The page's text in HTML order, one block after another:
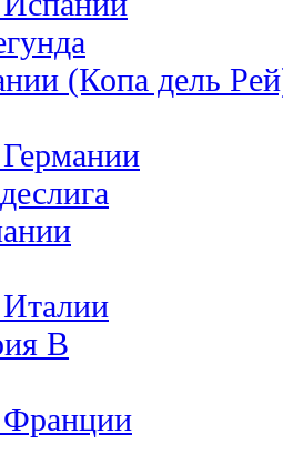
(Копа дель
B